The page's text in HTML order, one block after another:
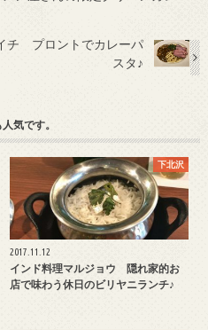
チ プロントでカレーパ
スタ♪
気です。
下北沢
2017.11.12
インド料理マルジョウ 隠れ家的お
店で味わう休日のビリヤニランチ♪